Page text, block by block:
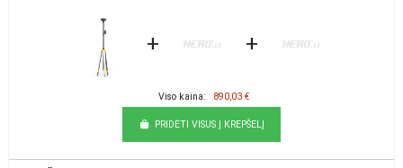
890,03 €
PRIDĖTI VISUS Į KREPŠELĮ